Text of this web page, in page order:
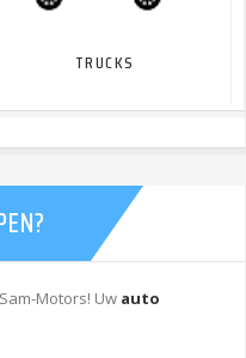
TRUCKS
Motors! Uw auto